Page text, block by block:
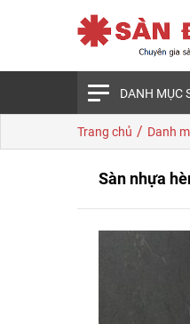
DANH MỤC
Trang chủ / Danh
Sàn nhựa